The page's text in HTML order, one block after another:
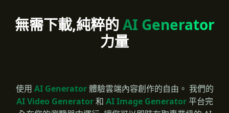
無需下載,純粹的AI Generator
力量
使用 AI Generator體驗雲端內容創作的自由。 我們的
AI Video Generator和 AI Image Generator平台完